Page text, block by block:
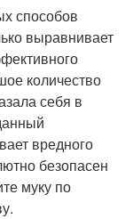
способов
выравнивает
количество
себя в
вредного
безопасен
муку по